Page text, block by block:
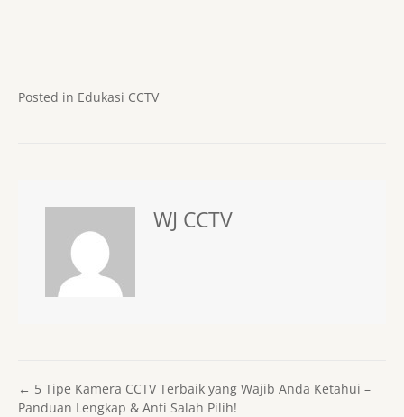
Posted in Edukasi CCTV
WJ CCTV
Posts navigation
← 5 Tipe Kamera CCTV Terbaik yang Wajib Anda Ketahui –
Panduan Lengkap & Anti Salah Pilih!